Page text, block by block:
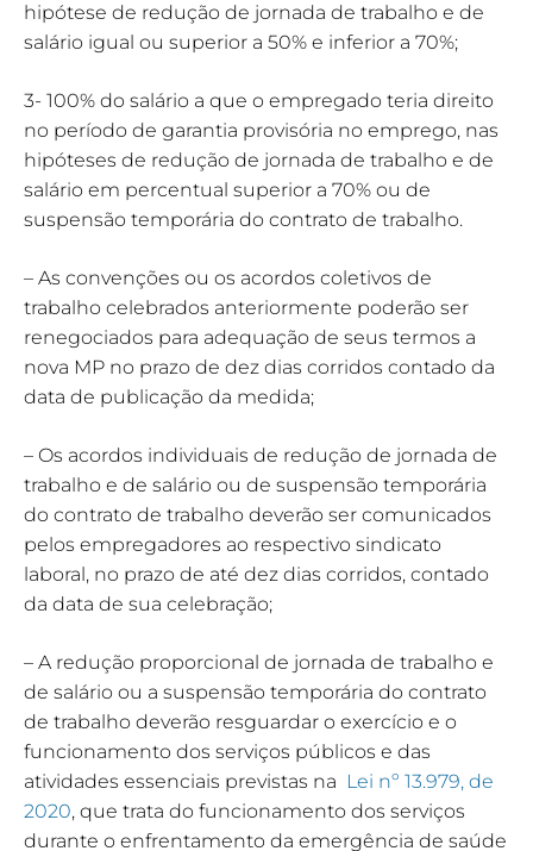
hipótese de redução de jornada de trabalho e de
salário igual ou superior a 50% e inferior a 70%;
3- 100% do salário a que o empregado teria direito
no período de garantia provisória no emprego, nas
hipóteses de redução de jornada de trabalho e de
salário em percentual superior a 70% ou de
suspensão temporária do contrato de trabalho.
– As convenções ou os acordos coletivos de
trabalho celebrados anteriormente poderão ser
renegociados para adequação de seus termos a
nova MP no prazo de dez dias corridos contado da
data de publicação da medida;
– Os acordos individuais de redução de jornada de
trabalho e de salário ou de suspensão temporária
do contrato de trabalho deverão ser comunicados
pelos empregadores ao respectivo sindicato
laboral, no prazo de até dez dias corridos, contado
da data de sua celebração;
– A redução proporcional de jornada de trabalho e
de salário ou a suspensão temporária do contrato
de trabalho deverão resguardar o exercício e o
funcionamento dos serviços públicos e das
atividades essenciais previstas na Lei nº 13.979, de
2020, que trata do funcionamento dos serviços
durante o enfrentamento da emergência de saúde